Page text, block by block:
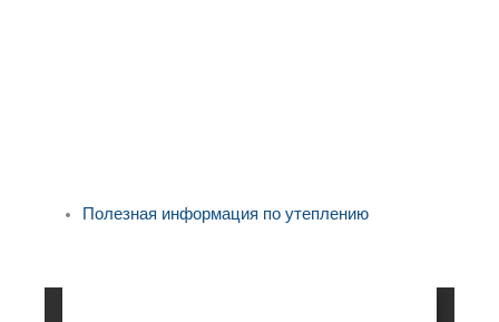
Полезная информация по утеплению